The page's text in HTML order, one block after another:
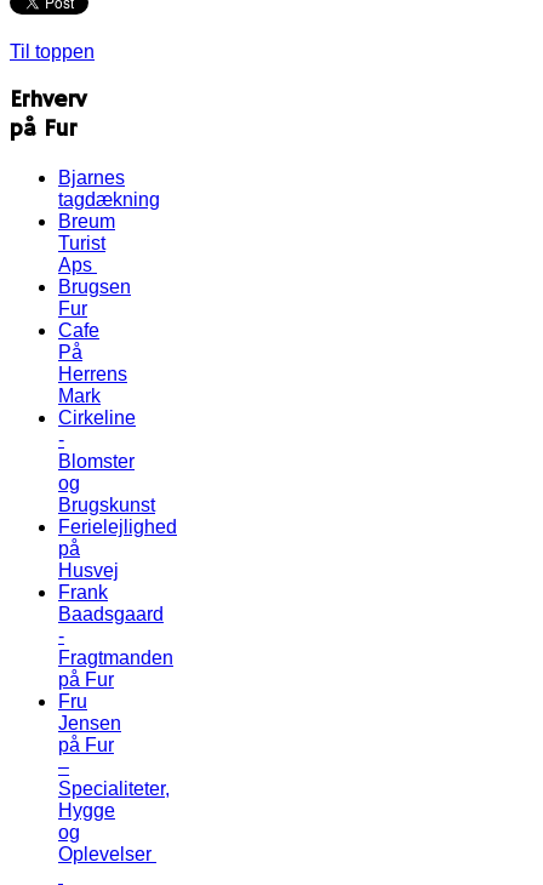
Til toppen
Erhverv
på Fur
Bjarnes
tagdækning
Breum
Turist
Aps
Brugsen
Fur
Cafe
På
Herrens
Mark
Cirkeline
-
Blomster
og
Brugskunst
Ferielejlighed
på
Husvej
Frank
Baadsgaard
-
Fragtmanden
på Fur
Fru
Jensen
på Fur
–
Specialiteter,
Hygge
og
Oplevelser